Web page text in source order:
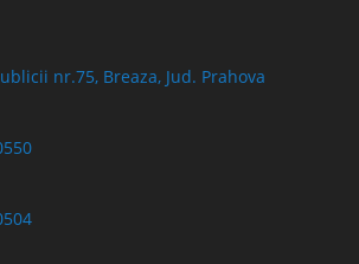
nr.75, Breaza, Jud. Prahova